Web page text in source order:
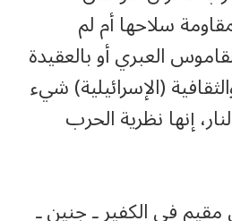
سلاحها أم لم
العبري أو بالعقيدة
(الإسرائيلية) شيء
إنها نظرية الحرب
في الكفير ـ جنين ـ